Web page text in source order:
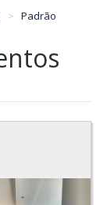
Padrão